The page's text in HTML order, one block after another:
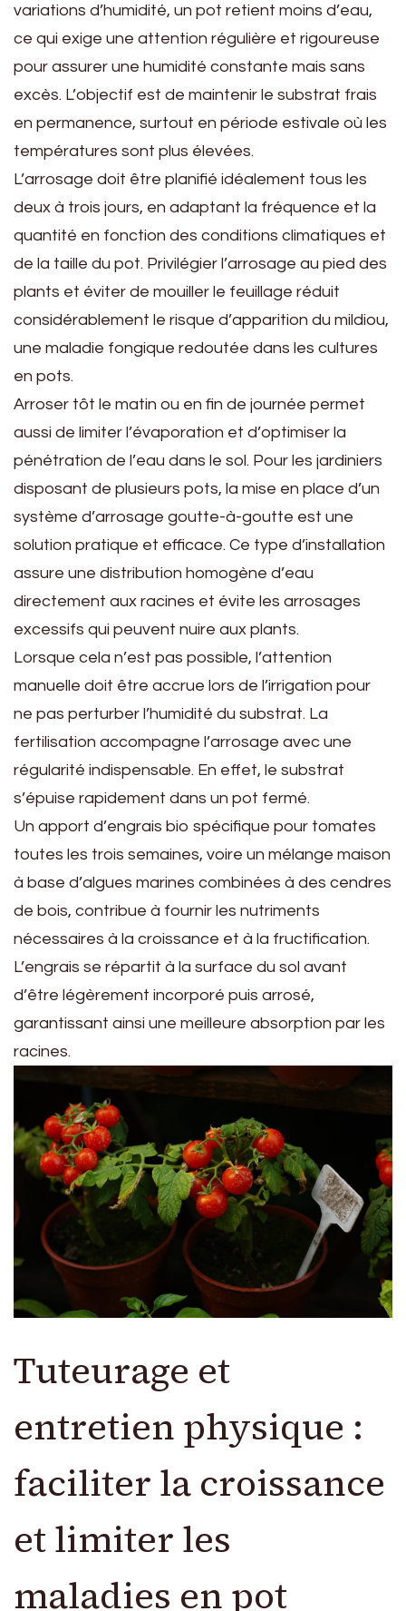
variations d’humidité, un pot retient moins d’eau,
ce qui exige une attention régulière et rigoureuse
pour assurer une humidité constante mais sans
excès. L’objectif est de maintenir le substrat frais
en permanence, surtout en période estivale où les
températures sont plus élevées.
L’arrosage doit être planifié idéalement tous les
deux à trois jours, en adaptant la fréquence et la
quantité en fonction des conditions climatiques et
de la taille du pot. Privilégier l’arrosage au pied des
plants et éviter de mouiller le feuillage réduit
considérablement le risque d’apparition du mildiou,
une maladie fongique redoutée dans les cultures
en pots.
Arroser tôt le matin ou en fin de journée permet
aussi de limiter l’évaporation et d’optimiser la
pénétration de l’eau dans le sol. Pour les jardiniers
disposant de plusieurs pots, la mise en place d’un
système d’arrosage goutte-à-goutte est une
solution pratique et efficace. Ce type d’installation
assure une distribution homogène d’eau
directement aux racines et évite les arrosages
excessifs qui peuvent nuire aux plants.
Lorsque cela n’est pas possible, l’attention
manuelle doit être accrue lors de l’irrigation pour
ne pas perturber l’humidité du substrat. La
fertilisation accompagne l’arrosage avec une
régularité indispensable. En effet, le substrat
s’épuise rapidement dans un pot fermé.
Un apport d’engrais bio spécifique pour tomates
toutes les trois semaines, voire un mélange maison
à base d’algues marines combinées à des cendres
de bois, contribue à fournir les nutriments
nécessaires à la croissance et à la fructification.
L’engrais se répartit à la surface du sol avant
d’être légèrement incorporé puis arrosé,
garantissant ainsi une meilleure absorption par les
racines.
Tuteurage et
entretien physique :
faciliter la croissance
et limiter les
maladies en pot